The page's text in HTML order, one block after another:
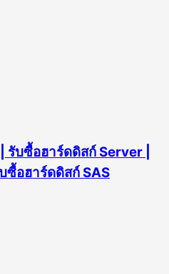
บซื้อฮาร์ดดิสก์ Server |
ซื้อฮาร์ดดิสก์ SAS